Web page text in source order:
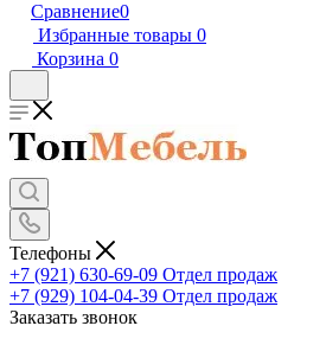
Сравнение0
Избранные товары 0
Корзина 0
Телефоны
+7 (921) 630-69-09 Отдел продаж
+7 (929) 104-04-39 Отдел продаж
Заказать звонок